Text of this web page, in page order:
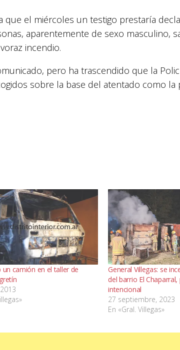
que el miércoles un testigo prestaría
aparentemente de sexo masculino,
incendio.
pero ha trascendido que la
sobre la base del atentado como la
un camión en el taller de
General Villegas: se
del barrio El
intencional
27 septiembre, 2023
En «Gral. Villegas»